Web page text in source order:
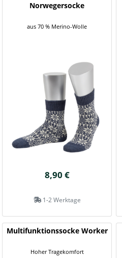
Norwegersocke
aus 70 % Merino-Wolle
8,90 €
1-2 Werktage
Multifunktionssocke Worker
Hoher Tragekomfort